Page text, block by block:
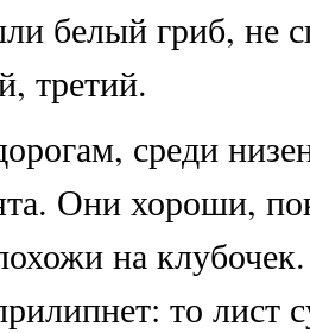
белый гриб, не
третий.
среди
Они хороши,
на
то лист